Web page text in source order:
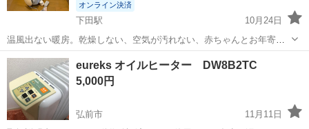
オンライン決済
下田駅
10月24日
温風出ない暖房。乾燥しない、空気が汚れない、赤ちゃんとお年寄り
にも優しいヒーターです。 高65㎝ 、幅16㎝ 、奥行41㎝ 3年前購入、
一冬 数回使いましたが、その後薪ストーブにしたため保管しておりま
した。
青森 上北郡 季節、空調家電
eureks オイルヒーター DW8B2TC
5,000円
弘前市
11月11日